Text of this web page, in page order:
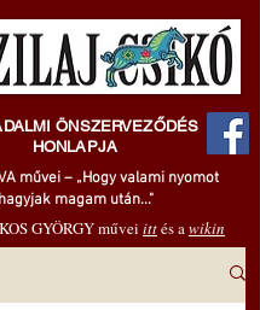
ÖNSZERVEZŐDÉS
HONLAPJA
művei – „Hogy valami nyomot
hagyjak magam után..."
GYÖRGY művei ittés awikin